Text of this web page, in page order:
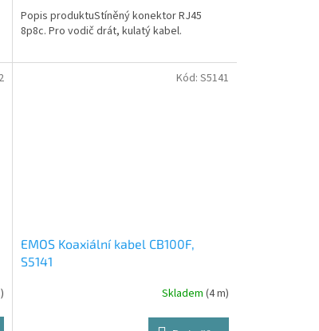
Popis produktuStíněný konektor RJ45
8p8c. Pro vodič drát, kulatý kabel.
EMOS Koaxiální kabel CB100F,
S5141
Skladem (4 m)
Kód: S5141